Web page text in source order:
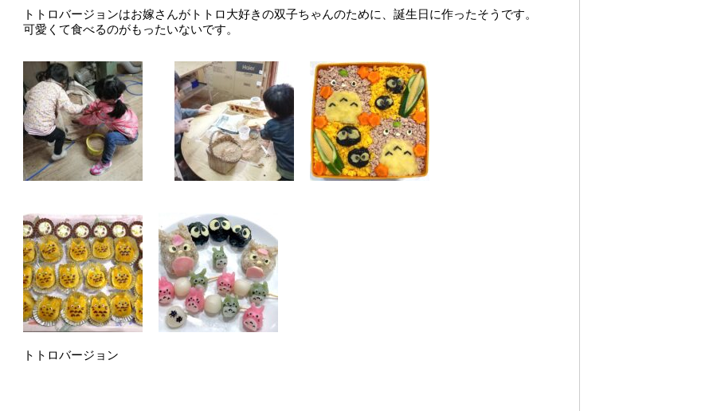
トトロバージョンはお嫁さんがトトロ大好きの双子ちゃんのために、誕生日に作ったそうです。
可愛くて食べるのがもったいないです。
トトロバージョン